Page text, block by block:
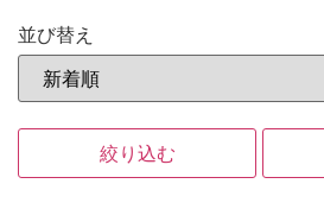
並び替え
絞り込む